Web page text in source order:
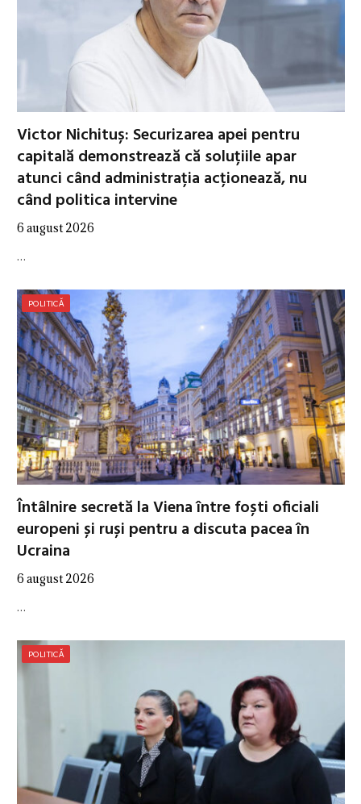
Victor Nichituș: Securizarea apei pentru
capitală demonstrează că soluțiile apar
atunci când administrația acționează, nu
când politica intervine
6 august 2026
…
POLITICĂ
Întâlnire secretă la Viena între foști oficiali
europeni și ruși pentru a discuta pacea în
Ucraina
6 august 2026
…
POLITICĂ